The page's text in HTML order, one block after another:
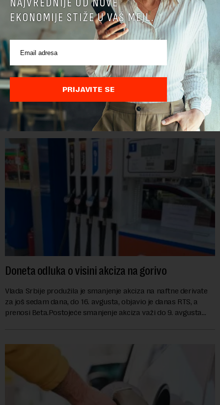
Direktoru Telekoma Srbija zabranjen ulaz na
Kosovo: Vladimira Lučića Priština proglasila
personom non grata
Ministarstvo unutrašnjih poslova Kosova proglasilo je
direktora Telekoma Srbije Vladimira Lučića nepoželjnom
osobom i trajno mu zabranilo ulazak, tranzit i boravak na
Kosovu, navodeći kao razlog njegove javn...
Doneta odluka o visini akciza na gorivo
Vlada Srbije produžila je smanjenje akciza na naftne derivate
za još sedam dana, do 16. avgusta, objavio je danas RTS, a
prenosi Beta.Postojeće smanjenje akciza važi do 9. avgusta
EKONOMIJE STIŽE U VAŠ MEJL.
PRIJAVITE SE